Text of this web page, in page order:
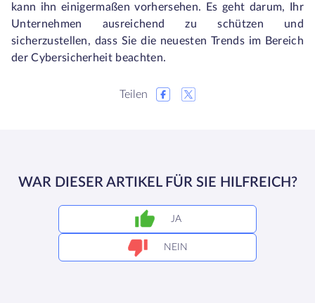
kann ihn einigermaßen vorhersehen. Es geht darum, Ihr
Unternehmen ausreichend zu schützen und
sicherzustellen, dass Sie die neuesten Trends im Bereich
der Cybersicherheit beachten.
Teilen
WAR DIESER ARTIKEL FÜR SIE HILFREICH?
JA
NEIN